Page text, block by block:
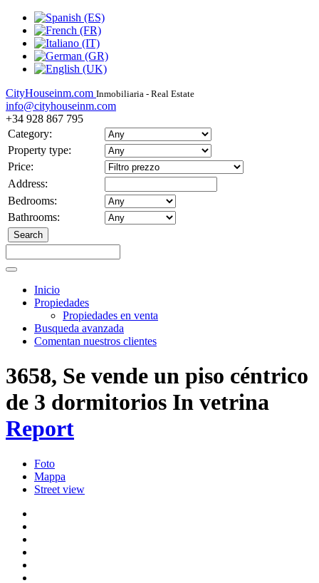
CityHouseinm.com Inmobiliaria - Real Estate
info@cityhouseinm.com
+34 928 867 795
Category:
Property type:
Price:
Address:
Bedrooms:
Bathrooms:
Inicio
Propiedades
Propiedades en venta
Busqueda avanzada
Comentan nuestros clientes
3658, Se vende un piso céntrico
de 3 dormitorios In vetrina
Report
Foto
Mappa
Street view